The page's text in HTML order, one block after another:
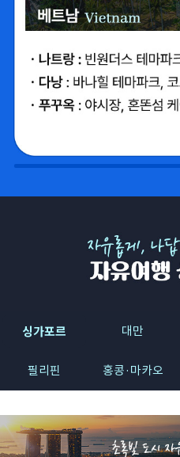
싱가포르 대만
필리핀 홍콩·마카오